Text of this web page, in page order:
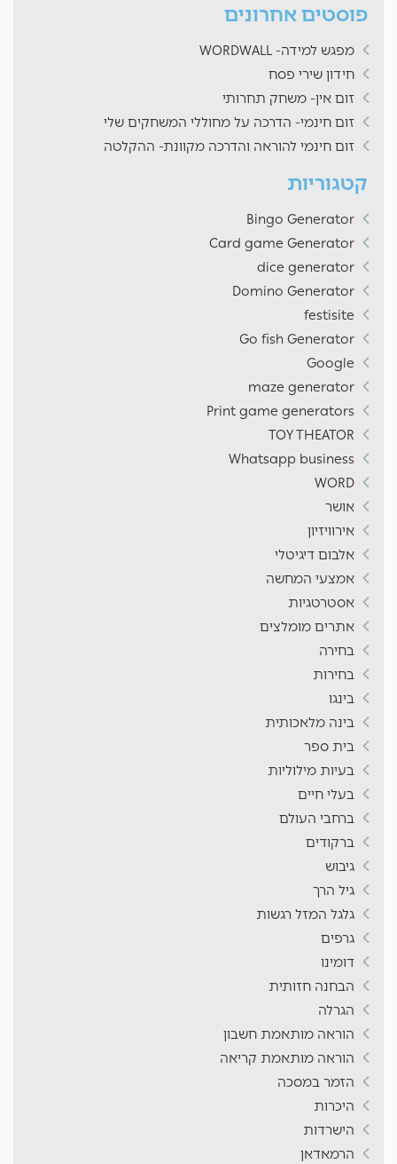
פוסטים אחרונים
מפגש למידה- WORDWALL
חידון שירי פסח
זום אין- משחק תחרותי
זום חינמי- הדרכה על מחוללי המשחקים שלי
זום חינמי להוראה והדרכה מקוונת- ההקלטה
קטגוריות
Bingo Generator
Card game Generator
dice generator
Domino Generator
festisite
Go fish Generator
Google
maze generator
Print game generators
TOY THEATOR
Whatsapp business
WORD
אושר
אירוויזיון
אלבום דיגיטלי
אמצעי המחשה
אסטרטגיות
אתרים מומלצים
בחירה
בחירות
בינגו
בינה מלאכותית
בית ספר
בעיות מילוליות
בעלי חיים
ברחבי העולם
ברקודים
גיבוש
גיל הרך
גלגל המזל רגשות
גרפים
דומינו
הבחנה חזותית
הגרלה
הוראה מותאמת חשבון
הוראה מותאמת קריאה
הזמר במסכה
היכרות
הישרדות
הרמאדאן